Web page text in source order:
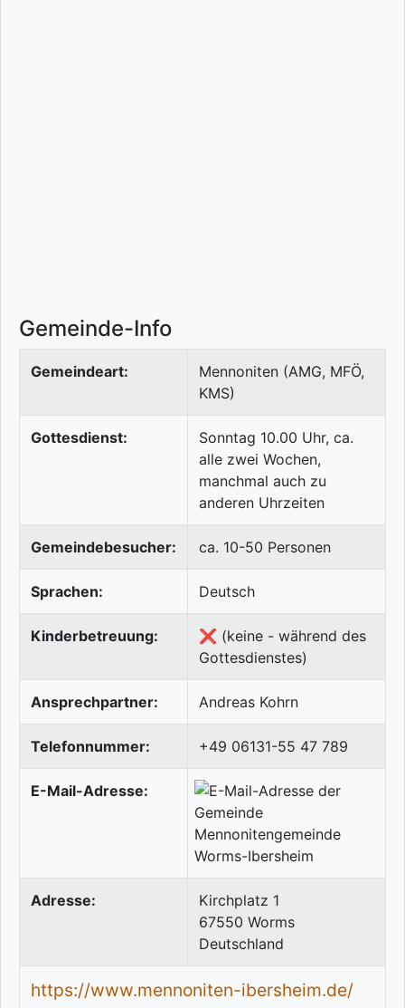
Gemeinde-Info
Gemeindeart:
Mennoniten (AMG, MFÖ,
KMS)
Gottesdienst:
Sonntag 10.00 Uhr, ca.
alle zwei Wochen,
manchmal auch zu
anderen Uhrzeiten
Gemeindebesucher: ca. 10-50 Personen
Sprachen: Deutsch
Kinderbetreuung:
❌ (keine - während des
Gottesdienstes)
Ansprechpartner: Andreas Kohrn
Telefonnummer: +49 06131-55 47 789
E-Mail-Adresse:
Adresse:
Kirchplatz 1
67550 Worms
Deutschland
https://www.mennoniten-ibersheim.de/